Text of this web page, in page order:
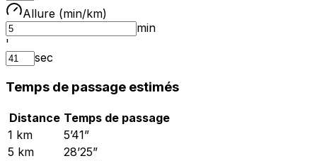
Allure (min/km)
min
'
sec
Temps de passage estimés
Distance Temps de passage
1 km
5’41”
5 km
28’25”